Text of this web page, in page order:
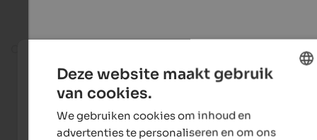
Deze website maakt gebruik
van cookies.
We gebruiken cookies om inhoud en
advertenties te personaliseren en om ons